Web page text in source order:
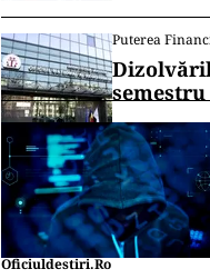
Puterea
semestru
Oficiuldestiri.ro